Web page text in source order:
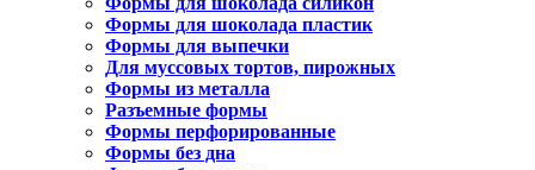
Формы для шоколада пластик
Формы для выпечки
Для муссовых тортов, пирожных
Формы из металла
Разъемные формы
Формы перфорированные
Формы без дна